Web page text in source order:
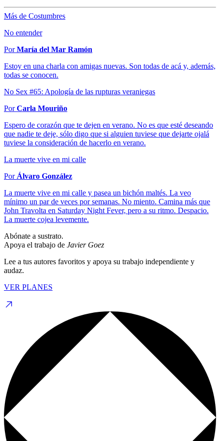
Más de Costumbres
No entender
PorMaría del Mar Ramón
Estoy en una charla con amigas nuevas. Son todas de acá y, además,
todas se conocen.
No Sex #65: Apología de las rupturas veraniegas
PorCarla Mouriño
Espero de corazón que te dejen en verano. No es que esté deseando
que nadie te deje, sólo digo que si alguien tuviese que dejarte ojalá
tuviese la consideración de hacerlo en verano.
La muerte vive en mi calle
Por Álvaro González
La muerte vive en mi calle y pasea un bichón maltés. La veo
mínimo un par de veces por semanas. No miento. Camina más que
John Travolta en Saturday Night Fever, pero a su ritmo. Despacio.
La muerte cojea levemente.
Abónate a sustrato.
Apoya el trabajo de Javier Goez
Lee a tus autores favoritos y apoya su trabajo independiente y
audaz.
VER PLANES